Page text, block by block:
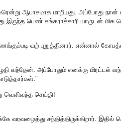
ஆபாசமாக மாறியது. அப்போது நான்
பெண் சங்கராச்சாரி யாருடன் மிக
வற் புறுத்தினார். என்னால்
வந்தேன். அப்போதும் எனக்கு மிரட்டல்
வெளிவந்த செய்தி!
வரவழைத்து சந்தித்திருக்கிறார்.